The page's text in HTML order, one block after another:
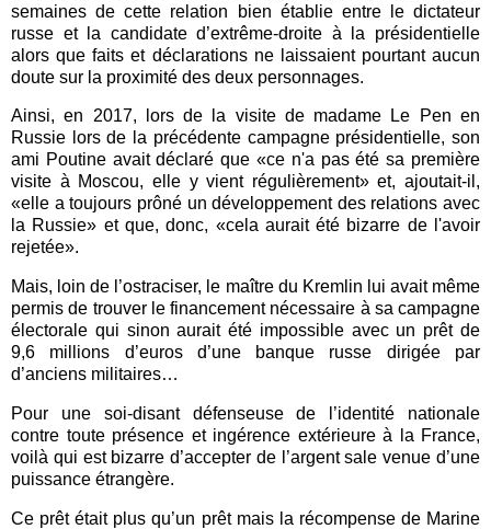
semaines de cette relation bien établie entre le dictateur
russe et la candidate d’extrême-droite à la présidentielle
alors que faits et déclarations ne laissaient pourtant aucun
doute sur la proximité des deux personnages.
Ainsi, en 2017, lors de la visite de madame Le Pen en
Russie lors de la précédente campagne présidentielle, son
ami Poutine avait déclaré que «ce n'a pas été sa première
visite à Moscou, elle y vient régulièrement» et, ajoutait-il,
«elle a toujours prôné un développement des relations avec
la Russie» et que, donc, «cela aurait été bizarre de l'avoir
rejetée».
Mais, loin de l’ostraciser, le maître du Kremlin lui avait même
permis de trouver le financement nécessaire à sa campagne
électorale qui sinon aurait été impossible avec un prêt de
9,6 millions d’euros d’une banque russe dirigée par
d’anciens militaires…
Pour une soi-disant défenseuse de l’identité nationale
contre toute présence et ingérence extérieure à la France,
voilà qui est bizarre d’accepter de l’argent sale venue d’une
puissance étrangère.
Ce prêt était plus qu’un prêt mais la récompense de Marine